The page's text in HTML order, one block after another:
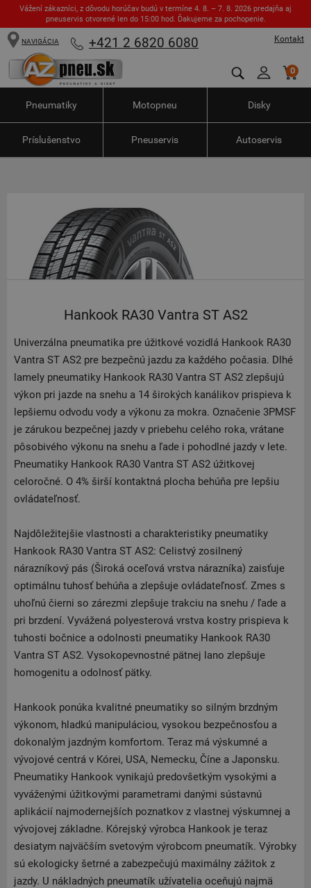
Vážení zákazníci, z dôvodu horúčav budú v termíne 4. 8. – 7. 8. 2026 predajňa aj
pneuservis otvorené len do 15:00 hod. Ďakujeme za pochopenie.
Kontakt
NAVIGÁCIA +421 2 6820 6080
0
Pneumatiky Motopneu Disky
Príslušenstvo Pneuservis Autoservis
Hankook RA30 Vantra ST AS2
Univerzálna pneumatika pre úžitkové vozidlá Hankook RA30
Vantra ST AS2 pre bezpečnú jazdu za každého počasia. Dlhé
lamely pneumatiky Hankook RA30 Vantra ST AS2 zlepšujú
výkon pri jazde na snehu a 14 širokých kanálikov prispieva k
lepšiemu odvodu vody a výkonu za mokra. Označenie 3PMSF
je zárukou bezpečnej jazdy v priebehu celého roka, vrátane
pôsobivého výkonu na snehu a ľade i pohodlné jazdy v lete.
Pneumatiky Hankook RA30 Vantra ST AS2 úžitkovej
celoročné. O 4% širší kontaktná plocha behúňa pre lepšiu
ovládateľnosť.
Najdôležitejšie vlastnosti a charakteristiky pneumatiky
Hankook RA30 Vantra ST AS2: Celistvý zosilnený
nárazníkový pás (Široká oceľová vrstva nárazníka) zaisťuje
optimálnu tuhosť behúňa a zlepšuje ovládateľnosť. Zmes s
uhoľnú čierni so zárezmi zlepšuje trakciu na snehu / ľade a
pri brzdení. Vyvážená polyesterová vrstva kostry prispieva k
tuhosti bočnice a odolnosti pneumatiky Hankook RA30
Vantra ST AS2. Vysokopevnostné pätnej lano zlepšuje
homogenitu a odolnosť pätky.
Hankook ponúka kvalitné pneumatiky so silným brzdným
výkonom, hladkú manipuláciou, vysokou bezpečnosťou a
dokonalým jazdným komfortom. Teraz má výskumné a
vývojové centrá v Kórei, USA, Nemecku, Číne a Japonsku.
Pneumatiky Hankook vynikajú predovšetkým vysokými a
vyváženými úžitkovými parametrami danými sústavnú
aplikácií najmodernejších poznatkov z vlastnej výskumnej a
vývojovej základne. Kórejský výrobca Hankook je teraz
desiatym najväčším svetovým výrobcom pneumatík. Výrobky
sú ekologicky šetrné a zabezpečujú maximálny zážitok z
jazdy. U nákladných pneumatík užívatelia oceňujú najmä